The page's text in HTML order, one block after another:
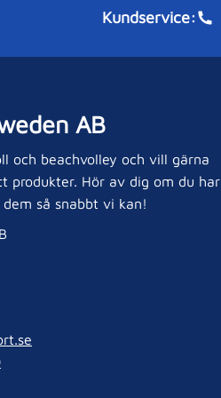
Kundservice:
AB
och beachvolley och vill gärna
produkter. Hör av dig om du har
så snabbt vi kan!